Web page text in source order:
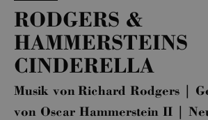
RODGERS &
HAMMERSTEINS
CINDERELLA
Musik von Richard Rodgers |
von Oscar Hammerstein II |